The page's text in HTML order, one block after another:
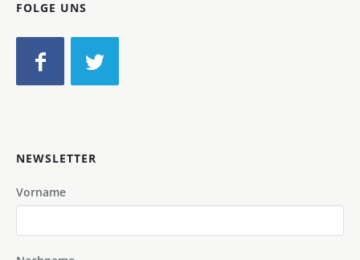
FOLGE UNS
NEWSLETTER
Vorname